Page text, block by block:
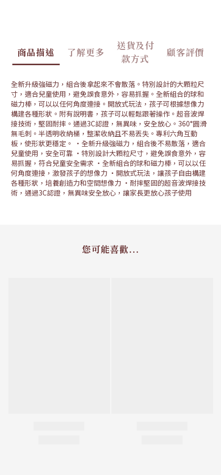
商品描述 了解更多
送貨及付
款方式
顧客評價
全新升級強磁力，組合後拿起來不會散落。特別設計的大顆粒尺
寸，適合兒童使用，避免誤食意外，容易抓握。全新組合的球和
磁力棒，可以以任何角度連接。開放式玩法，孩子可根據想像力
構建各種形狀。附有說明書，孩子可以輕鬆跟著操作。超音波焊
接技術，堅固耐摔。通過3C認證，無異味，安全放心。360°圓滑
無毛刺。半透明收納桶，整潔收納且不易丟失。專利六角互動
板，使形狀更穩定。 ・全新升級強磁力，組合後不易散落，適合
兒童使用，安全可靠 ・特別設計大顆粒尺寸，避免誤食意外，容
易抓握，符合兒童安全需求 ・全新組合的球和磁力棒，可以以任
何角度連接，激發孩子的想像力 ・開放式玩法，讓孩子自由構建
各種形狀，培養創造力和空間想像力 ・耐摔堅固的超音波焊接技
術，通過3C認證，無異味安全放心，讓家長更放心孩子使用
您可能喜歡...